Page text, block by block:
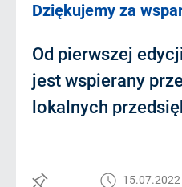
Dziękujemy za
Od pierwszej
jest wspierany
lokalnych
15.07.2022